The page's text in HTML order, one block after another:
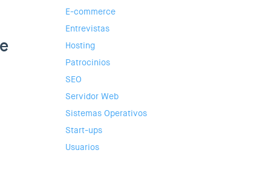
E-commerce
Entrevistas
Hosting
Patrocinios
SEO
Servidor Web
Sistemas Operativos
Start-ups
Usuarios